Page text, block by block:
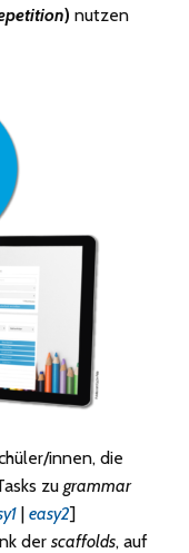
) nutzen
innen, die
zugrammar
|easy2]
derscaffolds, auf